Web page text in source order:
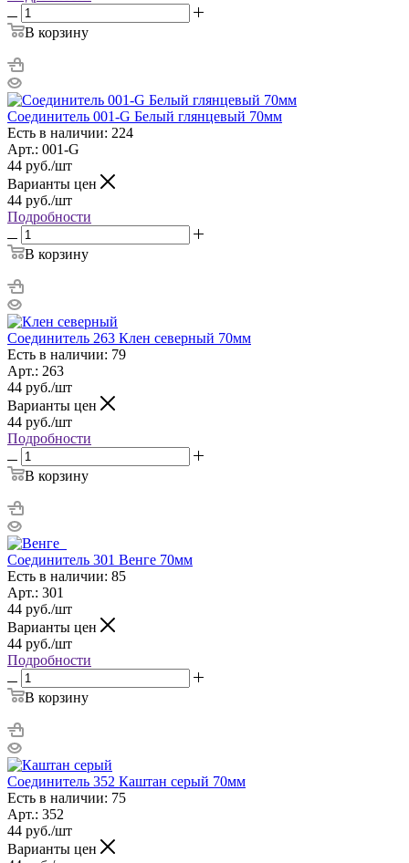
В корзину
Соединитель 001-G Белый глянцевый 70мм
Есть в наличии: 224
Арт.: 001-G
44 руб./шт
Варианты цен
44 руб./шт
Подробности
В корзину
Соединитель 263 Клен северный 70мм
Есть в наличии: 79
Арт.: 263
44 руб./шт
Варианты цен
44 руб./шт
Подробности
В корзину
Соединитель 301 Венге 70мм
Есть в наличии: 85
Арт.: 301
44 руб./шт
Варианты цен
44 руб./шт
Подробности
В корзину
Соединитель 352 Каштан серый 70мм
Есть в наличии: 75
Арт.: 352
44 руб./шт
Варианты цен